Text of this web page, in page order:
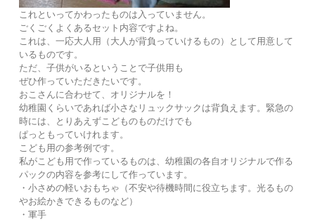
これといってかわったものは入っていません。
ごくごくよくあるセット内容ですよね。
これは、一応大人用（大人が背負っていけるもの）として用意して
いるものです。
ただ、子供がいるということで子供用も
ぜひ作っていただきたいです。
おこさんに合わせて、オリジナルを！
幼稚園くらいであれば小さなリュックサックは背負えます。緊急の
時には、とりあえずこどものものだけでも
ぱっともっていけれます。
こども用の参考例です。
私がこども用で作っているものは、幼稚園の各自オリジナルで作る
パックの内容を参考にして作っています。
・小さめの軽いおもちゃ（不安や待機時間に役立ちます。光るもの
やお絵かきできるものなど）
・軍手